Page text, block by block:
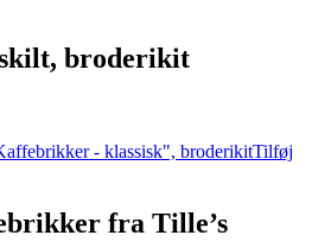
broderikit
Tilføj
fra Tille’s